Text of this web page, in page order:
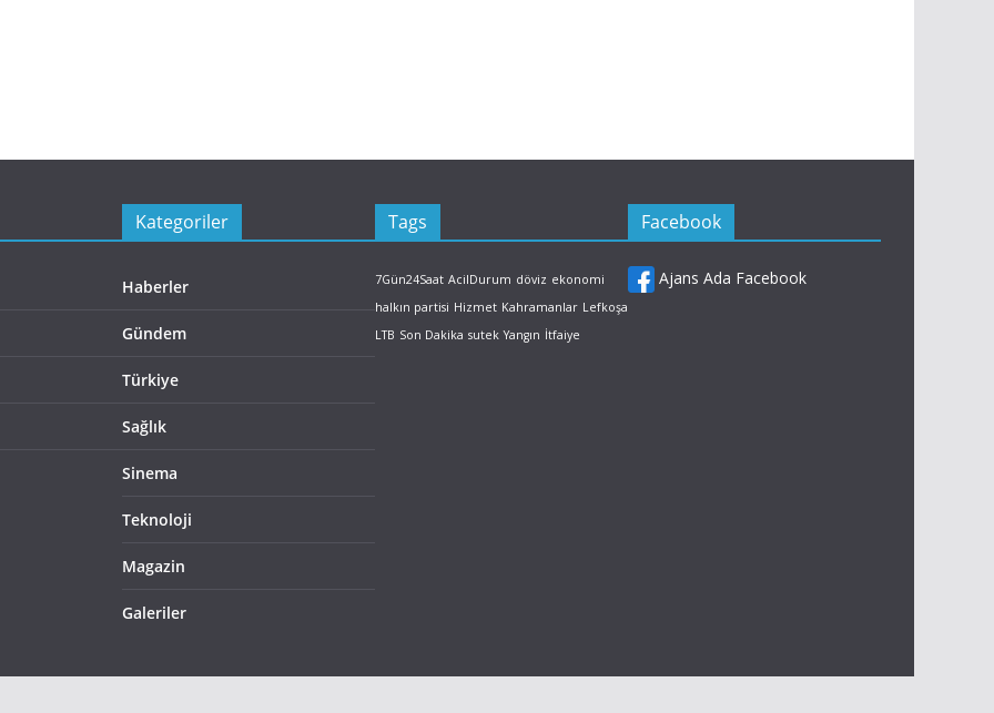
Kategoriler
Haberler
Gündem
Türkiye
Sağlık
Sinema
Teknoloji
Magazin
Galeriler
Tags
7Gün24Saat AcilDurum döviz ekonomi
halkın partisi Hizmet Kahramanlar Lefkoşa
LTB Son Dakika sutek Yangın İtfaiye
Facebook
Ajans Ada Facebook